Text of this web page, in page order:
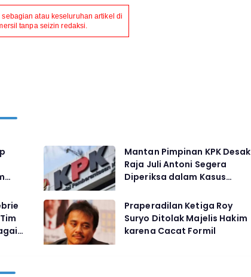
atau keseluruhan artikel di
tanpa seizin redaksi.
Mantan Pimpinan KPK Desak
Raja Juli Antoni Segera
Diperiksa dalam Kasus
Kehutanan
Praperadilan Ketiga Roy
Suryo Ditolak Majelis Hakim
karena Cacat Formil